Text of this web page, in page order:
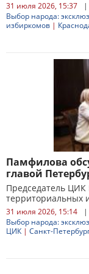
31 июля 2026, 15:37 |
Выбор народа:
избиркомов |
Памфилова
главой
Председатель ЦИК
территориальных
31 июля 2026, 15:14 |
Выбор народа:
ЦИК | Санкт-